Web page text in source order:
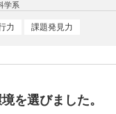
学系
力 課題発見力
を選びました。